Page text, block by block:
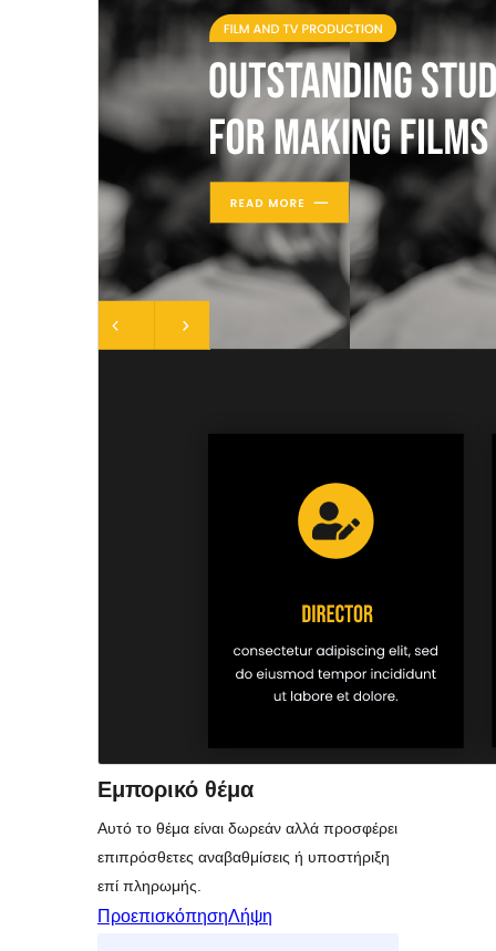
Εμπορικό θέμα
Αυτό το θέμα είναι δωρεάν αλλά προσφέρει
επιπρόσθετες αναβαθμίσεις ή υποστήριξη
επί πληρωμής.
ΠροεπισκόπησηΛήψη